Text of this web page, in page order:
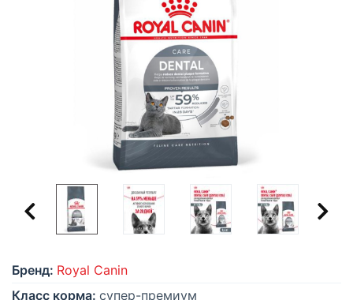
Бренд: Royal Canin
Класс корма: супер-премиум